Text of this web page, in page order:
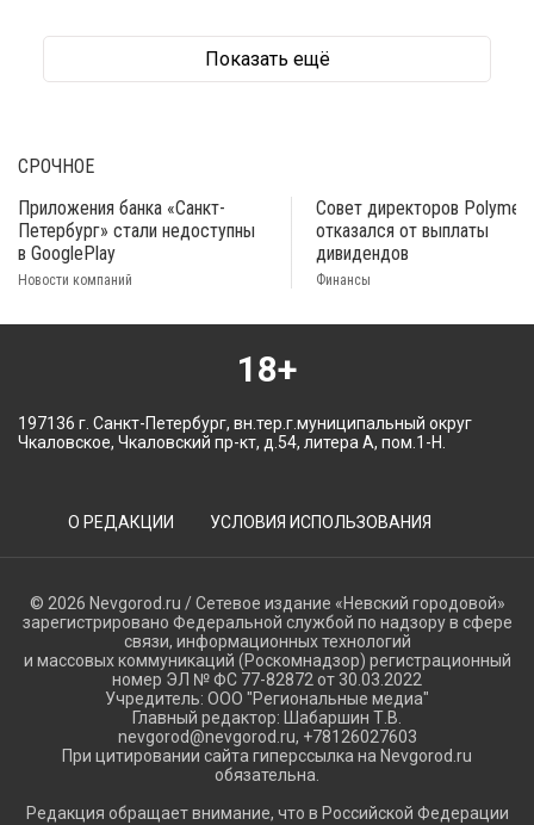
Показать ещё
СРОЧНОЕ
Приложения банка «Санкт-
Петербург» стали недоступны
в GooglePlay
Новости компаний
Совет директоров
отказался от выплаты
дивидендов
Финансы
18+
197136 г. Санкт-Петербург, вн.тер.г.муниципальный округ
Чкаловское, Чкаловский пр-кт, д.54, литера А, пом.1-Н.
О РЕДАКЦИИ УСЛОВИЯ ИСПОЛЬЗОВАНИЯ
© 2026 Nevgorod.ru / Сетевое издание «Невский городовой»
зарегистрировано Федеральной службой по надзору в сфере
связи, информационных технологий
и массовых коммуникаций (Роскомнадзор) регистрационный
номер ЭЛ № ФС 77-82872 от 30.03.2022
Учредитель: ООО "Региональные медиа"
Главный редактор: Шабаршин Т.В.
nevgorod@nevgorod.ru, +78126027603
При цитировании сайта гиперссылка на Nevgorod.ru
обязательна.
Редакция обращает внимание, что в Российской Федерации